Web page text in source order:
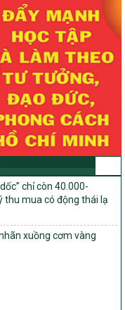
mục tiều quốc gia xây
và phát triển kinh tế –
miền núi giai đoạn 2026
dung Chương trình
mới, giảm nghèo bền
bào dân tộc thiểu
phạm vi quản lý nhà
đánh giá, phân hạng
công nhận, công bố
nông thôn mới, xã
phố hoàn thành nhiệm
– 2030
chỉ còn 40.000-
thu mua có động thái lạ
xuồng cơm vàng